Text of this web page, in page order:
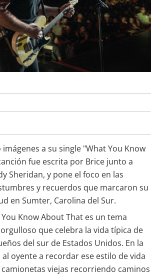
imágenes a su single "What You Know
fue escrita por Brice junto a
Sheridan, y pone el foco en las
y recuerdos que marcaron su
en Sumter, Carolina del Sur.
Know About That es un tema
que celebra la vida típica de
del sur de Estados Unidos. En la
oyente a recordar ese estilo de vida
viejas recorriendo caminos